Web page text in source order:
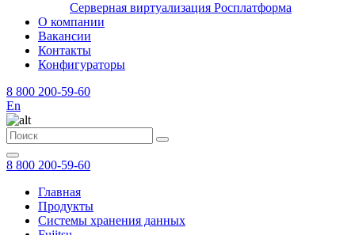
Серверная виртуализация Росплатформа
О компании
Вакансии
Контакты
Конфигураторы
8 800 200-59-60
En
8 800 200-59-60
Главная
Продукты
Системы хранения данных